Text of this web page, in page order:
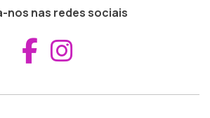
nos nas redes sociais
Aceder ao